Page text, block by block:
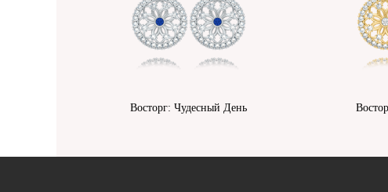
Восторг: Чудесный День